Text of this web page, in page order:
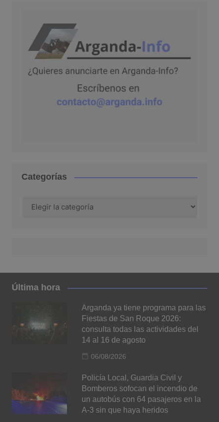
Categorías
Última hora
Arganda ya tiene programa para las
Fiestas de San Roque 2026:
consulta todas las actividades del
14 al 16 de agosto
06/08/2026
Policía Local, Guardia Civil y
Bomberos sofocan el incendio de
un autobús con 64 pasajeros en la
A-3 sin que haya heridos